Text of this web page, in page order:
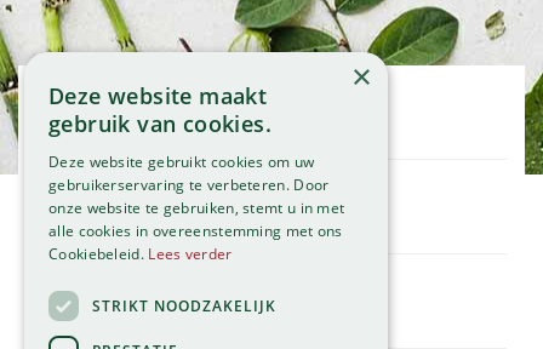
Openingstijden
Maandag
Dinsdag
Woensdag
Donderdag
Vrijdag
Zaterdag
Zondag
Klantenservice
Service
Tuincentrum
Contact
Global Garden
×
Deze website maakt
gebruik van cookies.
Deze website gebruikt cookies om uw
gebruikerservaring te verbeteren. Door
onze website te gebruiken, stemt u in met
alle cookies in overeenstemming met ons
Cookiebeleid. Lees verder
STRIKT NOODZAKELIJK